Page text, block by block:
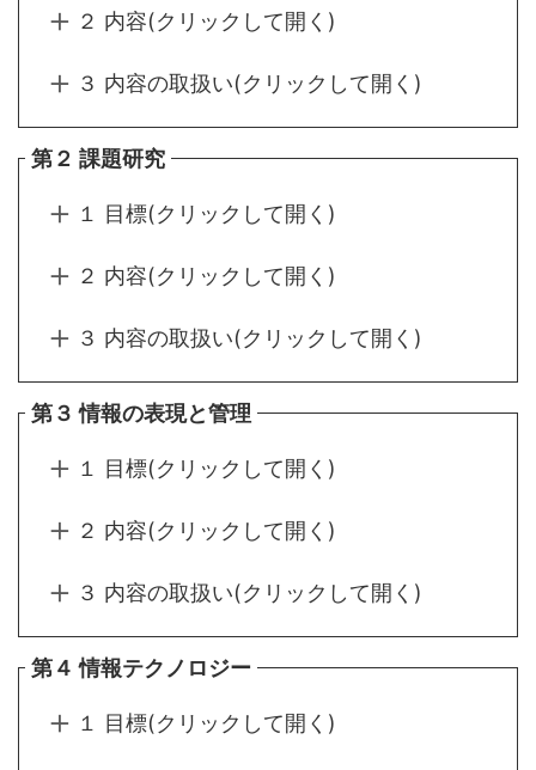
２ 内容(クリックして開く)
３ 内容の取扱い(クリックして開く)
第２ 課題研究
１ 目標(クリックして開く)
２ 内容(クリックして開く)
３ 内容の取扱い(クリックして開く)
第３ 情報の表現と管理
１ 目標(クリックして開く)
２ 内容(クリックして開く)
３ 内容の取扱い(クリックして開く)
第４ 情報テクノロジー
１ 目標(クリックして開く)